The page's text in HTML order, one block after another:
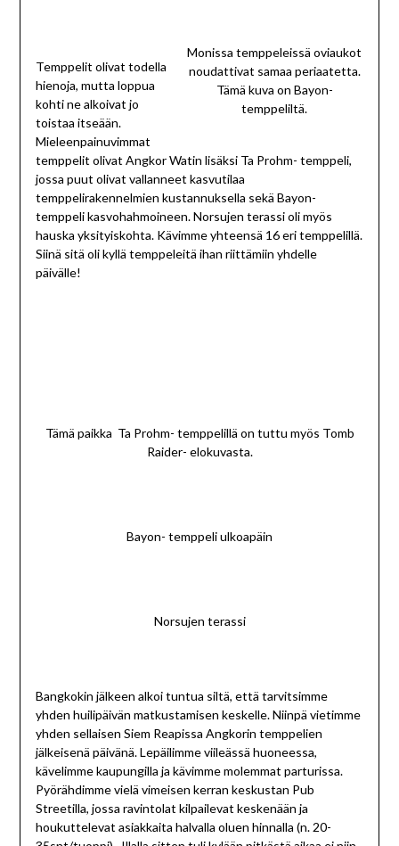
Monissa temppeleissä oviaukot
noudattivat samaa periaatetta.
Tämä kuva on Bayon-
temppeliltä.
Temppelit olivat todella
hienoja, mutta loppua
kohti ne alkoivat jo
toistaa itseään.
Mieleenpainuvimmat
temppelit olivat Angkor Watin lisäksi Ta Prohm- temppeli,
jossa puut olivat vallanneet kasvutilaa
temppelirakennelmien kustannuksella sekä Bayon-
temppeli kasvohahmoineen. Norsujen terassi oli myös
hauska yksityiskohta. Kävimme yhteensä 16 eri temppelillä.
Siinä sitä oli kyllä temppeleitä ihan riittämiin yhdelle
päivälle!
Tämä paikka Ta Prohm- temppelillä on tuttu myös Tomb
Raider- elokuvasta.
Bayon- temppeli ulkoapäin
Norsujen terassi
Bangkokin jälkeen alkoi tuntua siltä, että tarvitsimme
yhden huilipäivän matkustamisen keskelle. Niinpä vietimme
yhden sellaisen Siem Reapissa Angkorin temppelien
jälkeisenä päivänä. Lepäilimme viileässä huoneessa,
kävelimme kaupungilla ja kävimme molemmat parturissa.
Pyörähdimme vielä vimeisen kerran keskustan Pub
Streetilla, jossa ravintolat kilpailevat keskenään ja
houkuttelevat asiakkaita halvalla oluen hinnalla (n. 20-